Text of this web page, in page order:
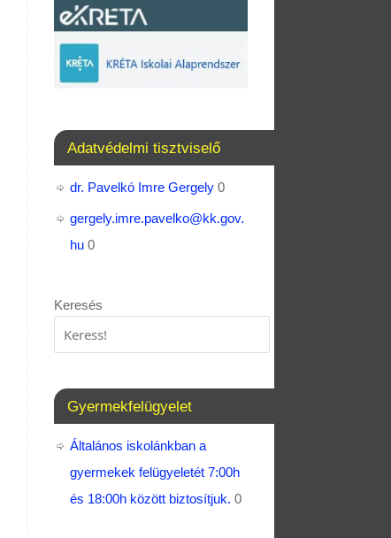
Adatvédelmi tisztviselő
dr. Pavelkó Imre Gergely 0
gergely.imre.pavelko@kk.gov.
hu 0
Keresés
Gyermekfelügyelet
Általános iskolánkban a
gyermekek felügyeletét 7:00h
és 18:00h között biztosítjuk. 0